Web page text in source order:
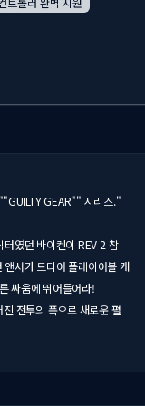
GEAR"" 시리즈."
였던 바이켄이 REV 2 참
서가 드디어 플레이어블 캐
싸움에 뛰어들어라!
전투의 폭으로 새로운 펼